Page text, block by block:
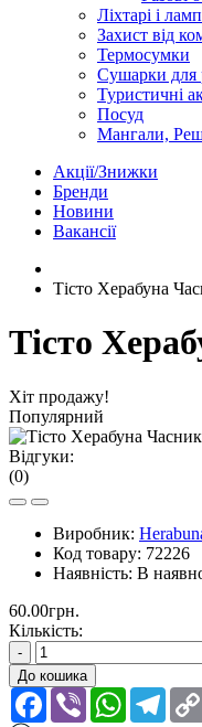
Ліхтарі і
Захист від
Термосумки
Сушарки для
Туристичні
Посуд
Мангали,
Акції/Знижки
Бренди
Новини
Вакансії
Тісто Херабуна
Тісто
Хіт продажу!
Популярний
Відгуки:
(0)
Виробник:
Код товару: 72226
Наявність: В
60.00грн.
Кількість:
-
До кошика
Facebook
Viber WhatsApp